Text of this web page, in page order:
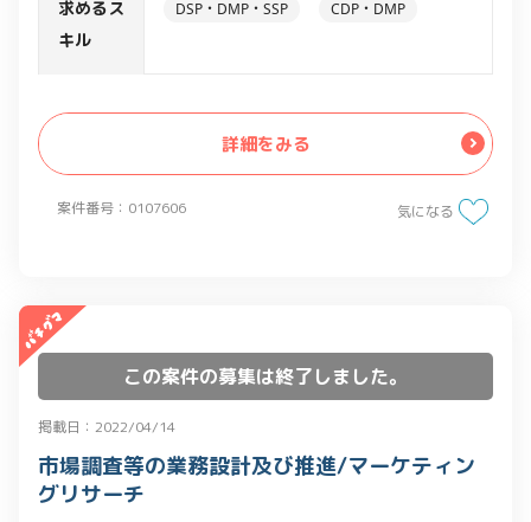
案件番号：0107606
求めるス
キル
DSP・DMP・SSP CDP・DMP
詳細をみる
気になる
この案件の募集は終了しました。
掲載日：2022/04/14
市場調査等の業務設計及び推進/マーケティン
グリサーチ